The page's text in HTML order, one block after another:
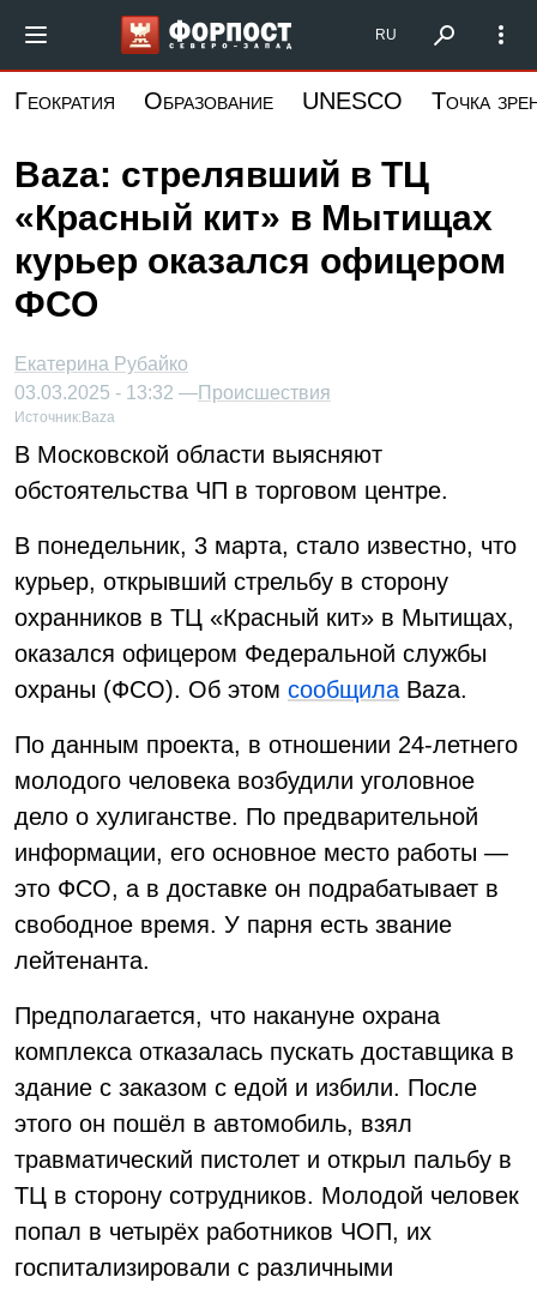
основному
Форпост Северо-Запад
RU
Геократия Образование UNESCO Точка
Baza: стрелявший в ТЦ
«Красный кит» в Мытищах
курьер оказался офицером
ФСО
Екатерина Рубайко
03.03.2025 - 13:32 —Происшествия
Источник: Baza
В Московской области выясняют
обстоятельства ЧП в торговом центре.
В понедельник, 3 марта, стало известно, что
курьер, открывший стрельбу в сторону
охранников в ТЦ «Красный кит» в Мытищах,
оказался офицером Федеральной службы
охраны (ФСО). Об этом сообщила Baza.
По данным проекта, в отношении 24-летнего
молодого человека возбудили уголовное
дело о хулиганстве. По предварительной
информации, его основное место работы —
это ФСО, а в доставке он подрабатывает в
свободное время. У парня есть звание
лейтенанта.
Предполагается, что накануне охрана
комплекса отказалась пускать доставщика в
здание с заказом с едой и избили. После
этого он пошёл в автомобиль, взял
травматический пистолет и открыл пальбу в
ТЦ в сторону сотрудников. Молодой человек
попал в четырёх работников ЧОП, их
госпитализировали с различными